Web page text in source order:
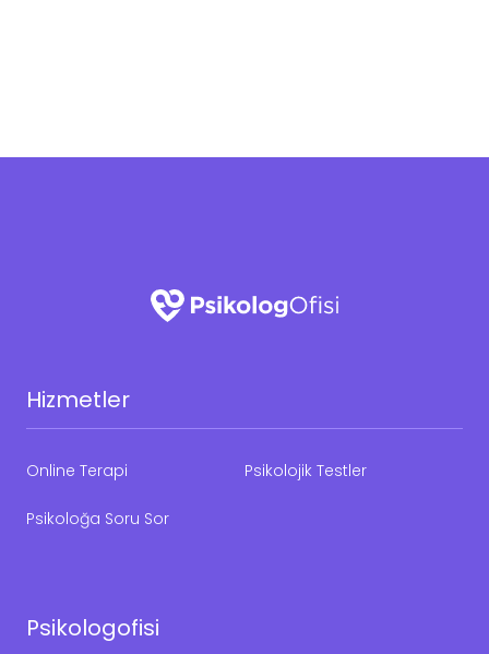
Hizmetler
Online Terapi Psikolojik Testler
Psikoloğa Soru Sor
Psikologofisi